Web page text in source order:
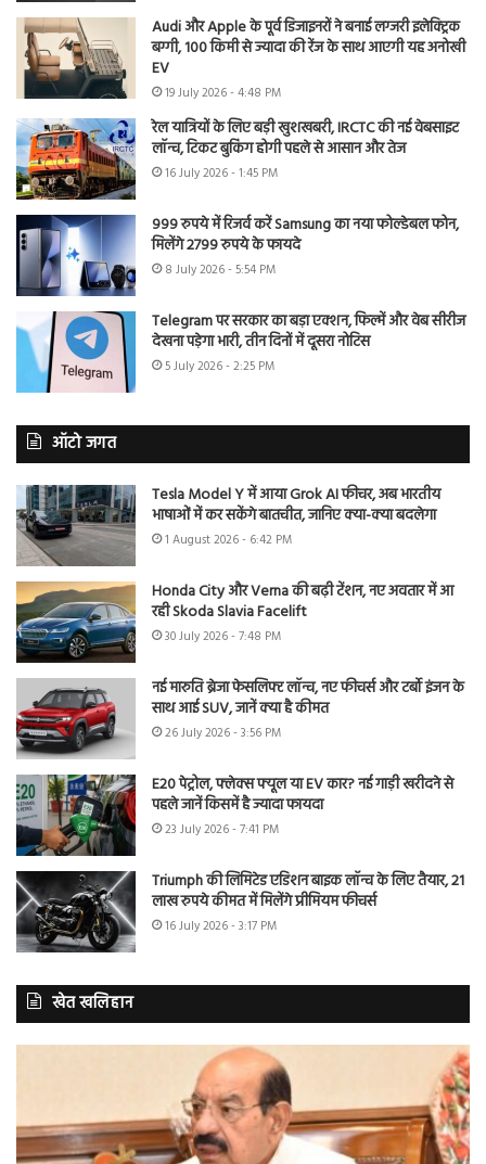
Audi और Apple के पूर्व डिजाइनरों ने बनाई लग्जरी इलेक्ट्रिक
बग्गी, 100 किमी से ज्यादा की रेंज के साथ आएगी यह अनोखी
EV
19 July 2026 - 4:48 PM
रेल यात्रियों के लिए बड़ी खुशखबरी, IRCTC की नई वेबसाइट
लॉन्च, टिकट बुकिंग होगी पहले से आसान और तेज
16 July 2026 - 1:45 PM
999 रुपये में रिजर्व करें Samsung का नया फोल्डेबल फोन,
मिलेंगे 2799 रुपये के फायदे
8 July 2026 - 5:54 PM
Telegram पर सरकार का बड़ा एक्शन, फिल्में और वेब सीरीज
देखना पड़ेगा भारी, तीन दिनों में दूसरा नोटिस
5 July 2026 - 2:25 PM
ऑटो जगत
Tesla Model Y में आया Grok AI फीचर, अब भारतीय
भाषाओं में कर सकेंगे बातचीत, जानिए क्या-क्या बदलेगा
1 August 2026 - 6:42 PM
Honda City और Verna की बढ़ी टेंशन, नए अवतार में आ
रही Skoda Slavia Facelift
30 July 2026 - 7:48 PM
नई मारुति ब्रेजा फेसलिफ्ट लॉन्च, नए फीचर्स और टर्बो इंजन के
साथ आई SUV, जानें क्या है कीमत
26 July 2026 - 3:56 PM
E20 पेट्रोल, फ्लेक्स फ्यूल या EV कार? नई गाड़ी खरीदने से
पहले जानें किसमें है ज्यादा फायदा
23 July 2026 - 7:41 PM
Triumph की लिमिटेड एडिशन बाइक लॉन्च के लिए तैयार, 21
लाख रुपये कीमत में मिलेंगे प्रीमियम फीचर्स
16 July 2026 - 3:17 PM
खेत खलिहान